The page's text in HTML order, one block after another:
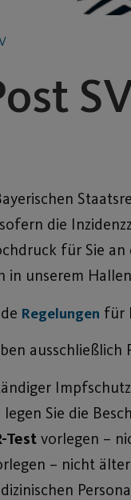
die
für Sie
in unserem
Regelungen für
ausschließlich
Sie die
Test vorlegen –
– nicht